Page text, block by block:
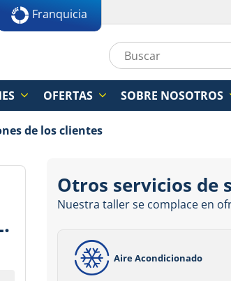
Franquicia
OFERTAS SOBRE NOSOTROS
de los clientes
Otros servicios de
Nuestra taller se complace en
Aire Acondicionado